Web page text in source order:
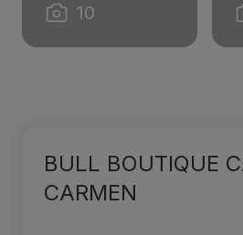
10
BULL BOUTIQUE
CARMEN